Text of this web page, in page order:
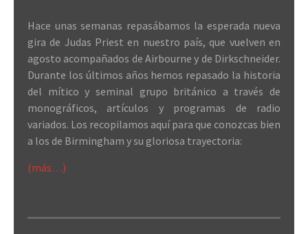
Hace unas semanas repasábamos la esperada nueva
gira de Judas Priest en nuestro país, que vuelven en
agosto acompañados de Airbourne y de Dirkschneider.
Durante los últimos años hemos repasado la historia
del mítico y seminal grupo británico a través de
monográficos, artículos y programas de radio
variados. Los recopilamos aquí para que conozcas bien
a los de Birmingham y su gloriosa trayectoria:
(más…)